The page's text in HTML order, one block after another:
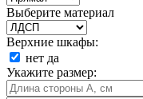
Выберите материал
Верхние шкафы:
нет да
Укажите размер: